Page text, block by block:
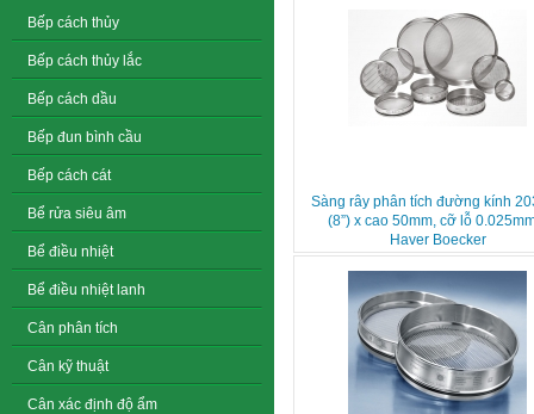
Bếp cách thủy
Bếp cách thủy lắc
Bếp cách dầu
Bếp đun bình cầu
Bếp cách cát
Bể rửa siêu âm
Bể điều nhiệt
Bể điều nhiệt lanh
Cân phân tích
Cân kỹ thuật
Cân xác định độ ẩm
Sàng rây phân tích đường kính
(8”) x cao 50mm, cỡ lỗ
Haver Boecker